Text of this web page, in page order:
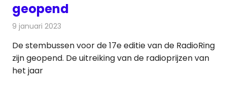
geopend
9 januari 2023
De stembussen voor de 17e editie van de RadioRing
zijn geopend. De uitreiking van de radioprijzen van
het jaar